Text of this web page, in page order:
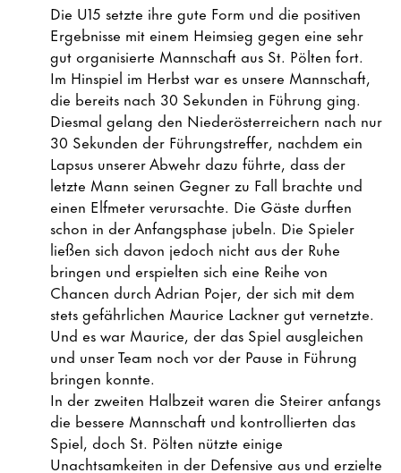
Die U15 setzte ihre gute Form und die positiven
Ergebnisse mit einem Heimsieg gegen eine sehr
gut organisierte Mannschaft aus St. Pölten fort.
Im Hinspiel im Herbst war es unsere Mannschaft,
die bereits nach 30 Sekunden in Führung ging.
Diesmal gelang den Niederösterreichern nach nur
30 Sekunden der Führungstreffer, nachdem ein
Lapsus unserer Abwehr dazu führte, dass der
letzte Mann seinen Gegner zu Fall brachte und
einen Elfmeter verursachte. Die Gäste durften
schon in der Anfangsphase jubeln. Die Spieler
ließen sich davon jedoch nicht aus der Ruhe
bringen und erspielten sich eine Reihe von
Chancen durch Adrian Pojer, der sich mit dem
stets gefährlichen Maurice Lackner gut vernetzte.
Und es war Maurice, der das Spiel ausgleichen
und unser Team noch vor der Pause in Führung
bringen konnte.
In der zweiten Halbzeit waren die Steirer anfangs
die bessere Mannschaft und kontrollierten das
Spiel, doch St. Pölten nützte einige
Unachtsamkeiten in der Defensive aus und erzielte